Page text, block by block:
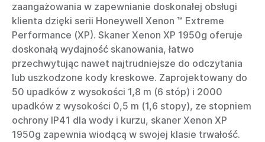
zaangażowania w zapewnianie doskonałej obsługi
klienta dzięki serii Honeywell Xenon ™ Extreme
Performance (XP). Skaner Xenon XP 1950g oferuje
doskonałą wydajność skanowania, łatwo
przechwytując nawet najtrudniejsze do odczytania
lub uszkodzone kody kreskowe. Zaprojektowany do
50 upadków z wysokości 1,8 m (6 stóp) i 2000
upadków z wysokości 0,5 m (1,6 stopy), ze stopniem
ochrony IP41 dla wody i kurzu, skaner Xenon XP
1950g zapewnia wiodącą w swojej klasie trwałość.